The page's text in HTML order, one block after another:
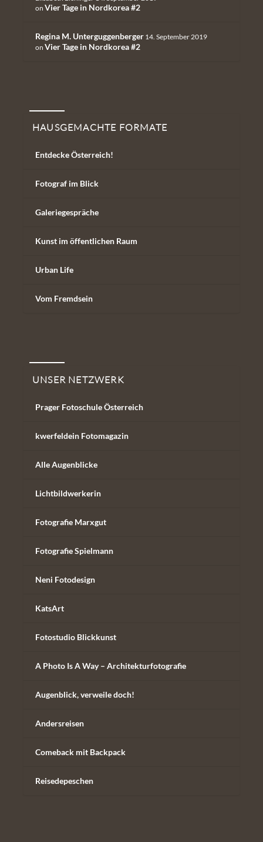
on Vier Tage in Nordkorea #2
Regina M. Unterguggenberger 14. September 2019
on Vier Tage in Nordkorea #2
Hausgemachte Formate
HAUSGEMACHTE FORMATE
Entdecke Österreich!
Fotograf im Blick
Galeriegespräche
Kunst im öffentlichen Raum
Urban Life
Vom Fremdsein
Unser Netzwerk
UNSER NETZWERK
Prager Fotoschule Österreich
kwerfeldein Fotomagazin
Alle Augenblicke
Lichtbildwerkerin
Fotografie Marxgut
Fotografie Spielmann
Neni Fotodesign
KatsArt
Fotostudio Blickkunst
A Photo Is A Way – Architekturfotografie
Augenblick, verweile doch!
Andersreisen
Comeback mit Backpack
Reisedepeschen